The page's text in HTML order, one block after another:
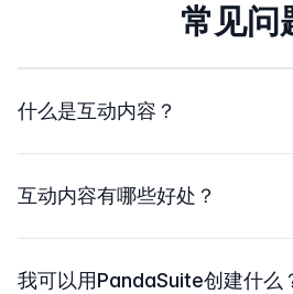
常见问
什么是互动内容？
互动内容有哪些好处？
我可以用PandaSuite创建什么